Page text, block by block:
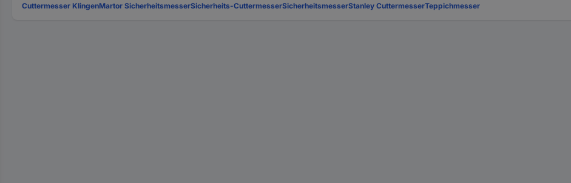
Cuttermesser KlingenMartor SicherheitsmesserSicherheits-CuttermesserSicherheitsmesserStanley CuttermesserTeppichmesser